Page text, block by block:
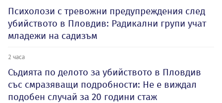
Психолози с тревожни предупреждения след
убийството в Пловдив: Радикални групи учат
младежи на садизъм
2 часа
Съдията по делото за убийството в Пловдив
със смразяващи подробности: Не е виждал
подобен случай за 20 години стаж